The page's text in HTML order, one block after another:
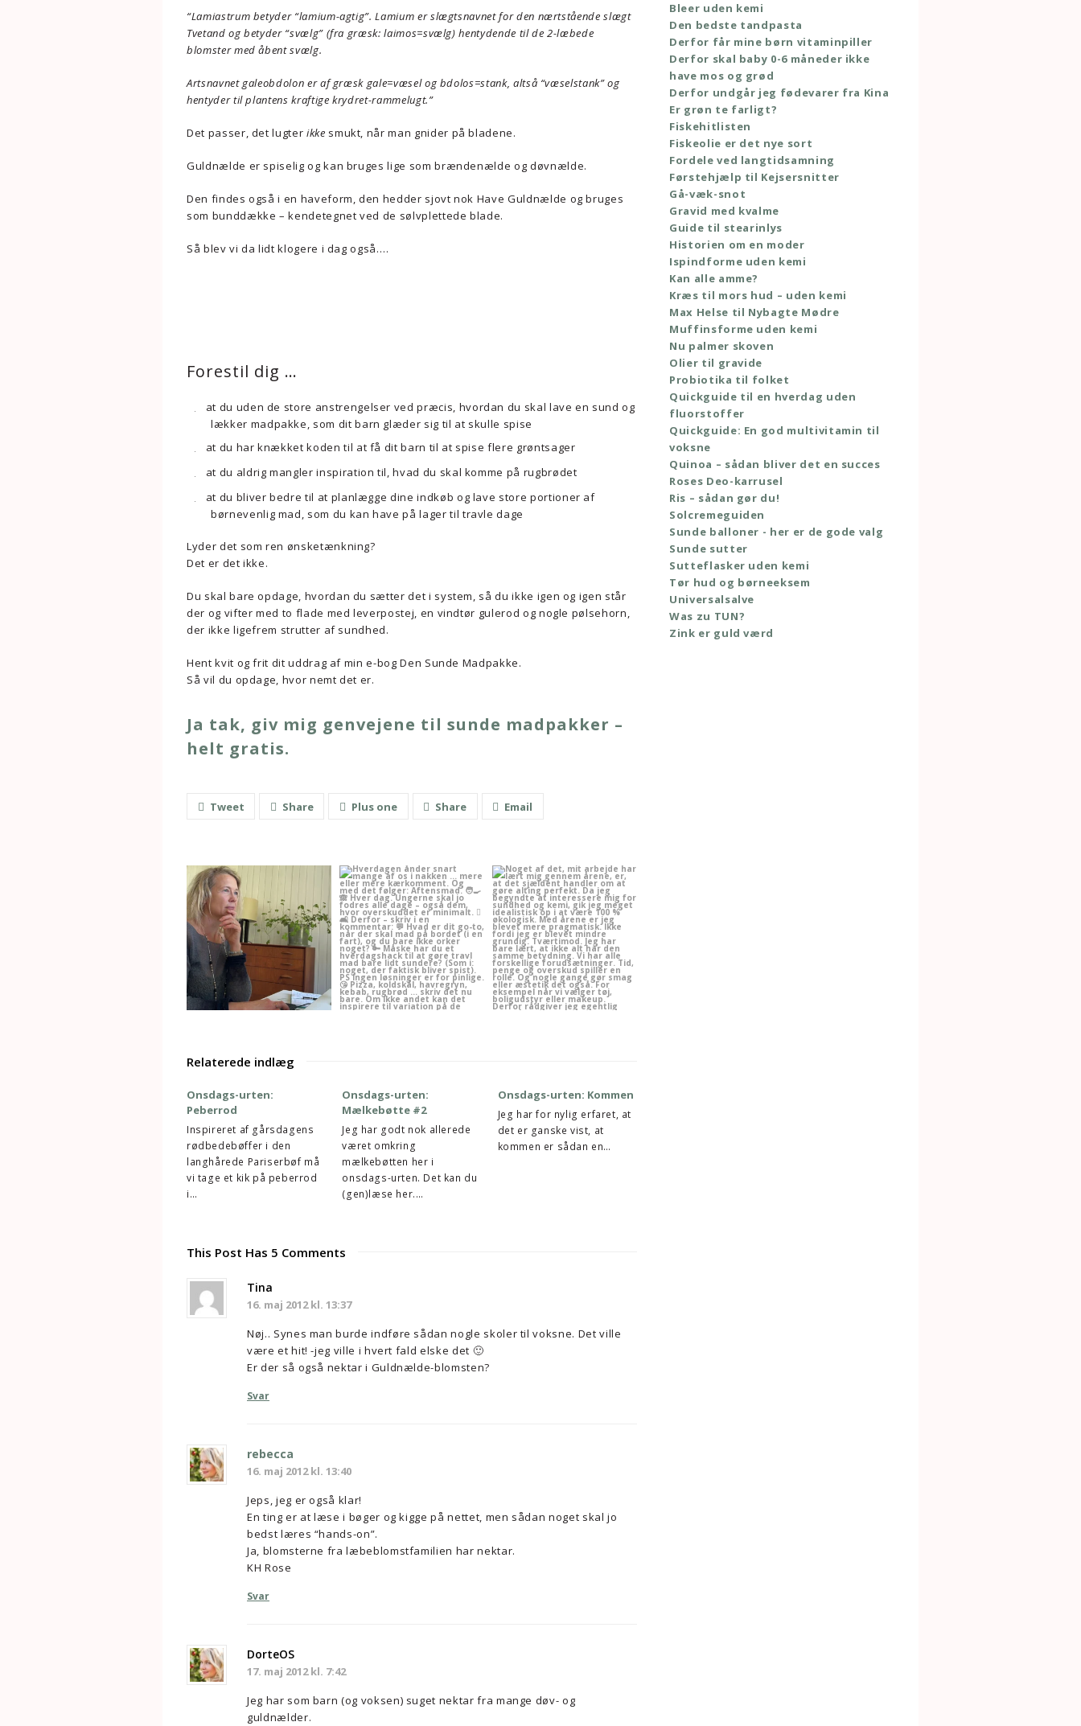
“Lamiastrum betyder “lamium-agtig”. Lamium er slægtsnavnet for den nærtstående slægt
Tvetand og betyder “svælg” (fra græsk: laimos=svælg) hentydende til de 2-læbede
blomster med åbent svælg.
Artsnavnet galeobdolon er af græsk gale=væsel og bdolos=stank, altså “væselstank” og
hentyder til plantens kraftige krydret-rammelugt.”
Det passer, det lugter ikke smukt, når man gnider på bladene.
Guldnælde er spiselig og kan bruges lige som brændenælde og døvnælde.
Den findes også i en haveform, den hedder sjovt nok Have Guldnælde og bruges
som bunddække – kendetegnet ved de sølvplettede blade.
Så blev vi da lidt klogere i dag også….
Forestil dig …
at du uden de store anstrengelser ved præcis, hvordan du skal lave en sund og
lækker madpakke, som dit barn glæder sig til at skulle spise
at du har knækket koden til at få dit barn til at spise flere grøntsager
at du aldrig mangler inspiration til, hvad du skal komme på rugbrødet
at du bliver bedre til at planlægge dine indkøb og lave store portioner af
børnevenlig mad, som du kan have på lager til travle dage
Lyder det som ren ønsketænkning?
Det er det ikke.
Du skal bare opdage, hvordan du sætter det i system, så du ikke igen og igen står
der og vifter med to flade med leverpostej, en vindtør gulerod og nogle pølsehorn,
der ikke ligefrem strutter af sundhed.
Hent kvit og frit dit uddrag af min e-bog Den Sunde Madpakke.
Så vil du opdage, hvor nemt det er.
Ja tak, giv mig genvejene til sunde madpakker –
helt gratis.
Tweet Share Plus one Share Email
Relaterede indlæg
Onsdags-urten:
Peberrod
Inspireret af gårsdagens
rødbedebøffer i den
langhårede Pariserbøf må
vi tage et kik på peberrod
i…
Onsdags-urten:
Mælkebøtte #2
Jeg har godt nok allerede
været omkring
mælkebøtten her i
onsdags-urten. Det kan du
(gen)læse her.…
Onsdags-urten: Kommen
Jeg har for nylig erfaret, at
det er ganske vist, at
kommen er sådan en…
This Post Has 5 Comments
Tina
16. maj 2012 kl. 13:37
Nøj.. Synes man burde indføre sådan nogle skoler til voksne. Det ville
være et hit! -jeg ville i hvert fald elske det 🙂
Er der så også nektar i Guldnælde-blomsten?
Svar
rebecca
16. maj 2012 kl. 13:40
Jeps, jeg er også klar!
En ting er at læse i bøger og kigge på nettet, men sådan noget skal jo
bedst læres “hands-on”.
Ja, blomsterne fra læbeblomstfamilien har nektar.
KH Rose
Svar
DorteOS
17. maj 2012 kl. 7:42
Jeg har som barn (og voksen) suget nektar fra mange døv- og
guldnælder.
Bleer uden kemi
Den bedste tandpasta
Derfor får mine børn vitaminpiller
Derfor skal baby 0-6 måneder ikke
have mos og grød
Derfor undgår jeg fødevarer fra Kina
Er grøn te farligt?
Fiskehitlisten
Fiskeolie er det nye sort
Fordele ved langtidsamning
Førstehjælp til Kejsersnitter
Gå-væk-snot
Gravid med kvalme
Guide til stearinlys
Historien om en moder
Ispindforme uden kemi
Kan alle amme?
Kræs til mors hud – uden kemi
Max Helse til Nybagte Mødre
Muffinsforme uden kemi
Nu palmer skoven
Olier til gravide
Probiotika til folket
Quickguide til en hverdag uden
fluorstoffer
Quickguide: En god multivitamin til
voksne
Quinoa – sådan bliver det en succes
Roses Deo-karrusel
Ris – sådan gør du!
Solcremeguiden
Sunde balloner - her er de gode valg
Sunde sutter
Sutteflasker uden kemi
Tør hud og børneeksem
Universalsalve
Was zu TUN?
Zink er guld værd